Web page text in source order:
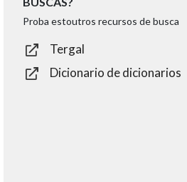
Proba estoutros recursos de busca
Tergal
Dicionario de dicionarios